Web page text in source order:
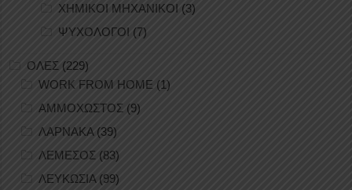
ΧΗΜΙΚΟΙ ΜΗΧΑΝΙΚΟΙ (3)
ΨΥΧΟΛΟΓΟΙ (7)
ΟΛΕΣ (229)
WORK FROM HOME (1)
ΑΜΜΟΧΩΣΤΟΣ (9)
ΛΑΡΝΑΚΑ(39)
ΛΕΜΕΣΟΣ (83)
ΛΕΥΚΩΣΙΑ(99)